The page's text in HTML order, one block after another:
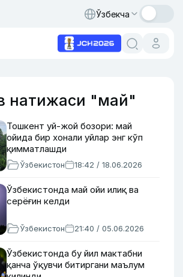
Ўзбекча
натижаси "май"
Тошкент уй-жой бозори: май
ойида бир хонали уйлар энг кўп
қимматлашди
Ўзбекистон 18:42 / 18.06.2026
Ўзбекистонда май ойи илиқ ва
серёғин келди
Ўзбекистон 21:40 / 05.06.2026
Ўзбекистонда бу йил мактабни
қанча ўқувчи битиргани маълум